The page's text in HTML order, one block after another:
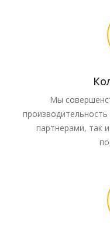
Мы
партнерами, так